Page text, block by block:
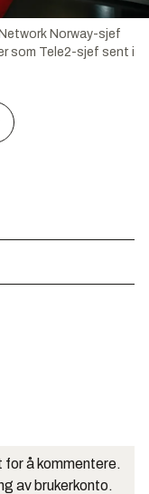
Norway-sjef
som Tele2-sjef sent i
å kommentere.
av brukerkonto.